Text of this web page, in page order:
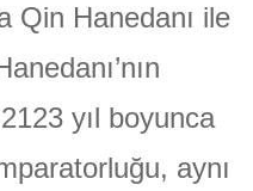
Qin Hanedanı ile
yıl boyunca
aynı